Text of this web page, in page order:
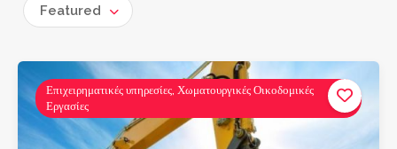
Featured
Επιχειρηματικές υπηρεσίες, Χωματουργικές Οικοδομικές
Εργασίες